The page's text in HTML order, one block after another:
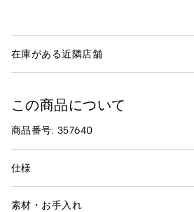
在庫がある近隣店舗
この商品について
商品番号: 357640
仕様
素材・お手入れ